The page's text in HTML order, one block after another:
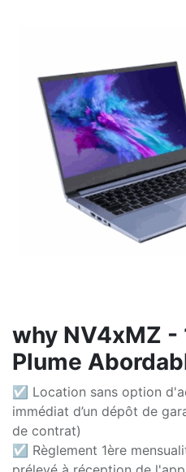
why NV4xMZ -
Plume
☑ Location sans option
immédiat d’un dépôt de
de contrat)
☑ Règlement 1ère